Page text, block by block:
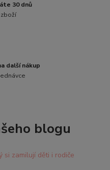
30 dnů
další nákup
blogu